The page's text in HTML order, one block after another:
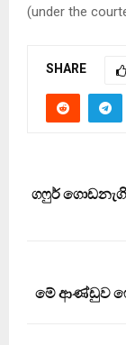
(under the
SHARE
ගෆුර්
මේ ආණ්ඩුව